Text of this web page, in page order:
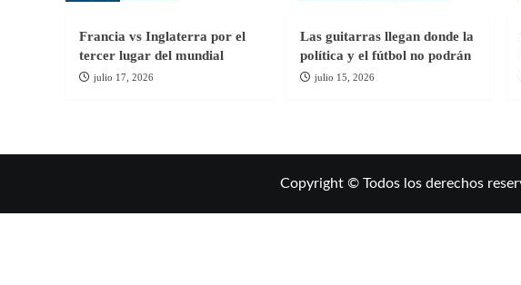
Milan
Francia vs Inglaterra por el
tercer lugar del mundial
julio 17, 2026
Las guitarras llegan donde la
política y el fútbol no podrán
julio 15, 2026
Copyright © Todos los derechos